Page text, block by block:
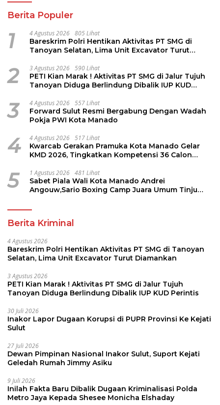
Berita Populer
1 4 Agustus 2026 805 Lihat
Bareskrim Polri Hentikan Aktivitas PT SMG di
Tanoyan Selatan, Lima Unit Excavator Turut
2 3 Agustus 2026 590 Lihat
PETI Kian Marak ! Aktivitas PT SMG di Jalur Tujuh
Tanoyan Diduga Berlindung Dibalik IUP KUD
3 4 Agustus 2026 557 Lihat
Forward Sulut Resmi Bergabung Dengan Wadah
Pokja PWI Kota Manado
4 4 Agustus 2026 517 Lihat
Kwarcab Gerakan Pramuka Kota Manado Gelar
KMD 2026, Tingkatkan Kompetensi 36 Calon
5 1 Agustus 2026 481 Lihat
Sabet Piala Wali Kota Manado Andrei
Angouw,Sario Boxing Camp Juara Umum Tinju
Berita Kriminal
4 Agustus 2026
Bareskrim Polri Hentikan Aktivitas PT SMG di Tanoyan
Selatan, Lima Unit Excavator Turut Diamankan
3 Agustus 2026
PETI Kian Marak ! Aktivitas PT SMG di Jalur Tujuh
Tanoyan Diduga Berlindung Dibalik IUP KUD Perintis
30 Juli 2026
Inakor Lapor Dugaan Korupsi di PUPR Provinsi Ke Kejati
Sulut
27 Juli 2026
Dewan Pimpinan Nasional Inakor Sulut, Suport Kejati
Geledah Rumah Jimmy Asiku
9 Juli 2026
Inilah Fakta Baru Dibalik Dugaan Kriminalisasi Polda
Metro Jaya Kepada Shesee Monicha Elshaday